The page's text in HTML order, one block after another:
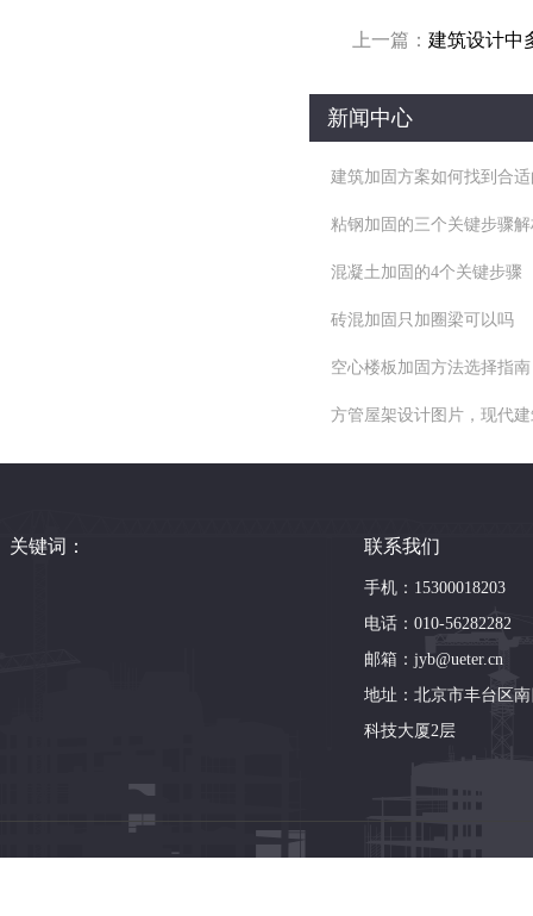
上一篇： 建筑设计中
新闻中心
建筑加固方案如何找到合
粘钢加固的三个关键步骤
混凝土加固的4个关键步骤
砖混加固只加圈梁可以吗
空心楼板加固方法选择指南
方管屋架设计图片，现代
关键词： 联系我们
手机：15300018203
电话：010-56282282
邮箱：jyb@ueter.cn
地址：北京市丰台区
科技大厦2层